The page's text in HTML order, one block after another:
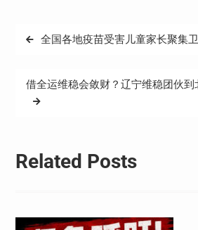
文
导
全国各地疫苗受害儿童家长聚集
借全运维稳会敛财？辽宁维稳团伙
Related Posts